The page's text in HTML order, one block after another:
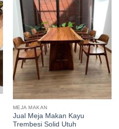
MEJA MAKAN
Jual Meja Makan Kayu
Trembesi Solid Utuh